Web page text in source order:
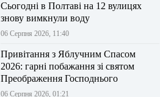
Сьогодні в Полтаві на 12 вулицях
знову вимкнули воду
06 Серпня 2026, 11:40
Привітання з Яблучним Спасом
2026: гарні побажання зі святом
Преображення Господнього
06 Серпня 2026, 01:21